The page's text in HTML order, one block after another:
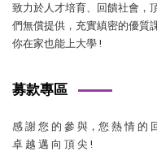
致力於人才培育、回饋社會，
們無償提供，充實縝密的優質
你在家也能上大學 !
募款專區
感 謝 您 的 參 與，您 熱 情 的
卓 越 邁 向 頂 尖 !